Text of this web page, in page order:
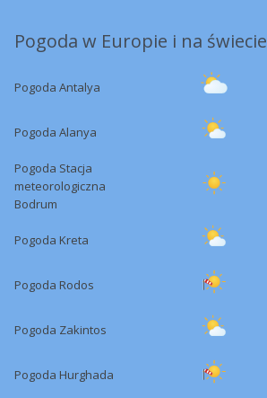
Pogoda w Europie i na świecie
Pogoda Antalya
Pogoda Alanya
Pogoda Stacja
meteorologiczna
Bodrum
Pogoda Kreta
Pogoda Rodos
Pogoda Zakintos
Pogoda Hurghada